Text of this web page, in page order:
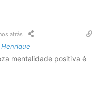
atrás
mentalidade positiva é